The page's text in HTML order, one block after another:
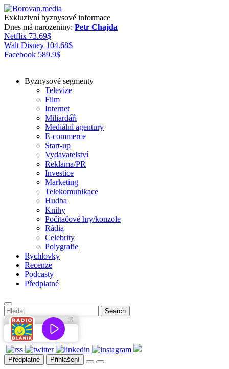
Exkluzivní byznysové informace
Dnes má narozeniny: Petr Chajda
Netflix 73.69$
Walt Disney 104.68$
Facebook 589.9$
Byznysové segmenty
Televize
Film
Internet
Miliardáři
Mediální agentury
E-commerce
Start-up
Vydavatelství
Reklama/PR
Investice
Marketing
Telekomunikace
Hudba
Knihy
Počítačové hry/konzole
Rádia
Celebrity
Polygrafie
Rychlovky
Recenze
Podcasty
Předplatné
Předplatné Přihlášení